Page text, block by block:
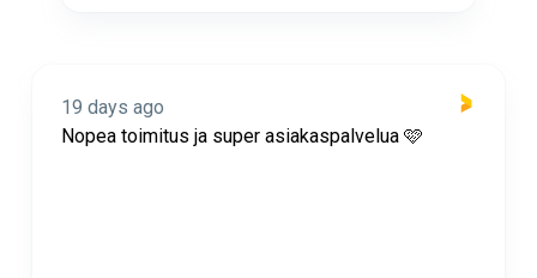
19 days ago
Nopea toimitus ja super asiakaspalvelua 🩷